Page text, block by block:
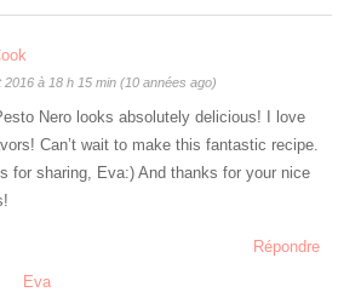
2016 à 18 h 15 min (10 années ago)
Nero looks absolutely delicious! I love
Can’t wait to make this fantastic recipe.
for sharing, Eva:) And thanks for your nice
Répondre
Eva